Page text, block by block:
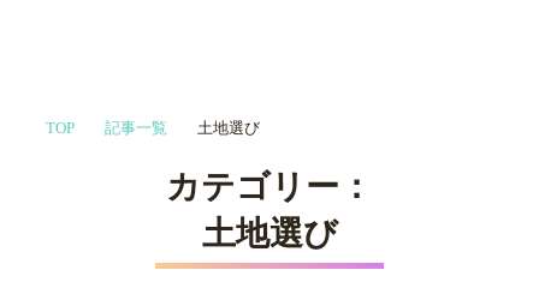
プロに相談する
TOP 記事一覧 土地選び
カテゴリー：
土地選び